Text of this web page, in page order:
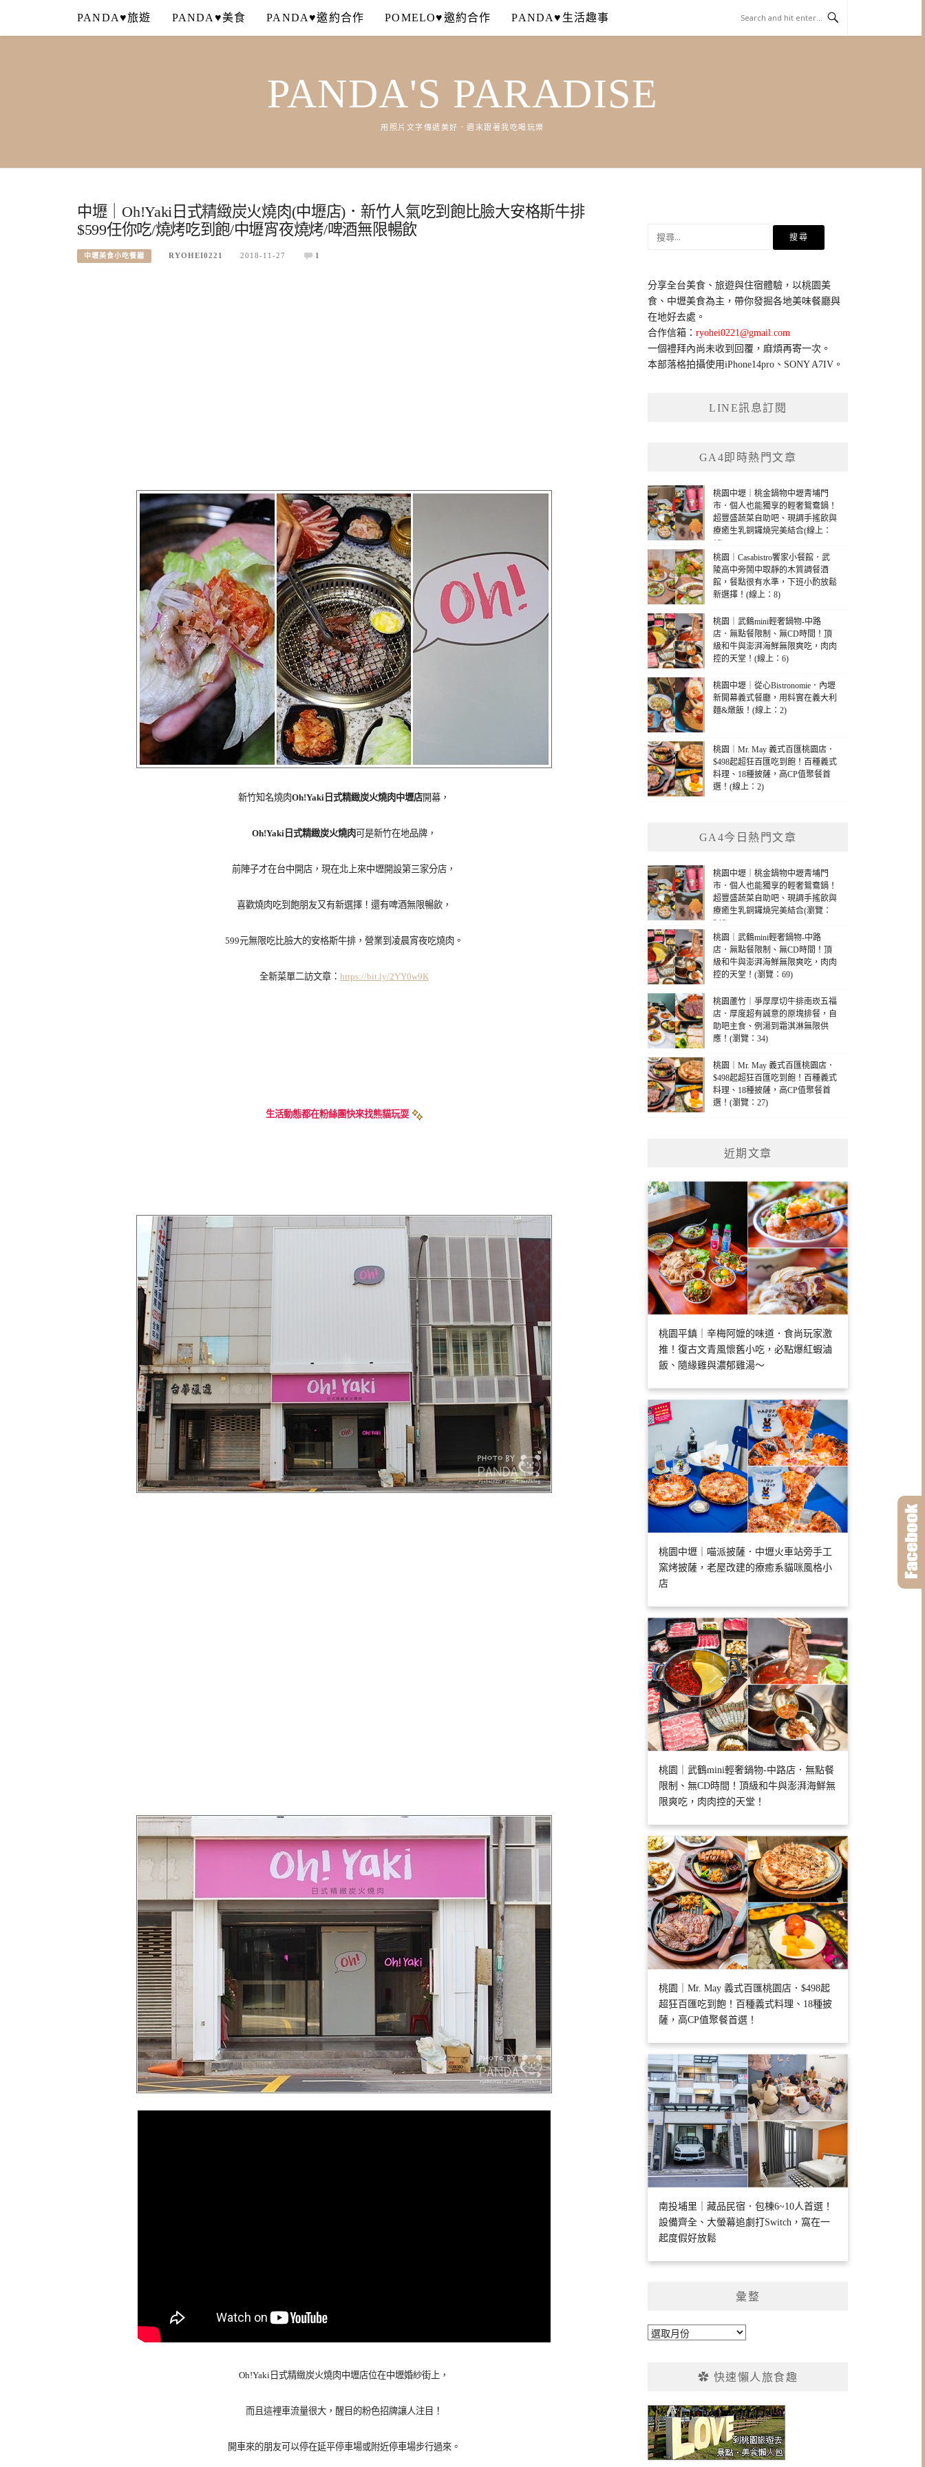
content
PANDA♥旅遊 PANDA♥美食 PANDA♥邀約合作 POMELO♥邀約合作 PANDA♥生活趣事
PANDA'S PARADISE
用照片文字傳遞美好．週末跟著我吃喝玩樂
中壢｜Oh!Yaki日式精緻炭火燒肉(中壢店)．新竹人氣吃到飽比臉大安格斯牛排
$599任你吃/燒烤吃到飽/中壢宵夜燒烤/啤酒無限暢飲
中壢美食小吃餐廳 RYOHEI0221 2018-11-27 1
新竹知名燒肉Oh!Yaki日式精緻炭火燒肉中壢店開幕，
Oh!Yaki日式精緻炭火燒肉 可是新竹在地品牌，
前陣子才在台中開店，現在北上來中壢開設第三家分店，
喜歡燒肉吃到飽朋友又有新選擇！還有啤酒無限暢飲，
599元無限吃比臉大的安格斯牛排，營業到凌晨宵夜吃燒肉。
全新菜單二訪文章： https://bit.ly/2YY0w9K
生活動態都在粉絲團快來找熊貓玩耍
Oh!Yaki日式精緻炭火燒肉中壢店位在中壢婚紗街上，
而且這裡車流量很大，醒目的粉色招牌讓人注目！
開車來的朋友可以停在延平停車場或附近停車場步行過來。
鍵
字:
分享全台美食、旅遊與住宿體驗，以桃園美
食、中壢美食為主，帶你發掘各地美味餐廳與
在地好去處。
合作信箱：ryohei0221@gmail.com
一個禮拜內尚未收到回覆，麻煩再寄一次。
本部落格拍攝使用iPhone14pro、SONY A7IV。
LINE訊息訂閱
GA4即時熱門文章
桃園中壢｜桃金鍋物中壢青埔門
市．個人也能獨享的輕奢鴛鴦鍋！
超豐盛蔬菜自助吧、現調手搖飲與
療癒生乳銅鑼燒完美結合(線上：
18)
桃園｜Casabistro饗家小餐館．武
陵高中旁鬧中取靜的木質調餐酒
館，餐點很有水準，下班小酌放鬆
新選擇！(線上：8)
桃園｜武鶴mini輕奢鍋物-中路
店．無點餐限制、無CD時間！頂
級和牛與澎湃海鮮無限爽吃，肉肉
控的天堂！(線上：6)
桃園中壢｜從心Bistronomie．內壢
新開幕義式餐廳，用料實在義大利
麵&燉飯！(線上：2)
桃園｜Mr. May 義式百匯桃園店．
$498起超狂百匯吃到飽！百種義式
料理、18種披薩，高CP值聚餐首
選！(線上：2)
GA4今日熱門文章
桃園中壢｜桃金鍋物中壢青埔門
市．個人也能獨享的輕奢鴛鴦鍋！
超豐盛蔬菜自助吧、現調手搖飲與
療癒生乳銅鑼燒完美結合(瀏覽：
346)
桃園｜武鶴mini輕奢鍋物-中路
店．無點餐限制、無CD時間！頂
級和牛與澎湃海鮮無限爽吃，肉肉
控的天堂！(瀏覽：69)
桃園蘆竹｜爭厚厚切牛排南崁五福
店．厚度超有誠意的原塊排餐，自
助吧主食、例湯到霜淇淋無限供
應！(瀏覽：34)
桃園｜Mr. May 義式百匯桃園店．
$498起超狂百匯吃到飽！百種義式
料理、18種披薩，高CP值聚餐首
選！(瀏覽：27)
近期文章
桃園平鎮｜辛梅阿嬤的味道．食尚玩家激
推！復古文青風懷舊小吃，必點爆紅蝦滷
飯、隨緣雞與濃郁雞湯～
桃園中壢｜喵派披薩．中壢火車站旁手工
窯烤披薩，老屋改建的療癒系貓咪風格小
店
桃園｜武鶴mini輕奢鍋物-中路店．無點餐
限制、無CD時間！頂級和牛與澎湃海鮮無
限爽吃，肉肉控的天堂！
桃園｜Mr. May 義式百匯桃園店．$498起
超狂百匯吃到飽！百種義式料理、18種披
薩，高CP值聚餐首選！
南投埔里｜藏品民宿．包棟6~10人首選！
設備齊全、大螢幕追劇打Switch，窩在一
起度假好放鬆
彙整
彙
✿ 快速懶人旅食趣